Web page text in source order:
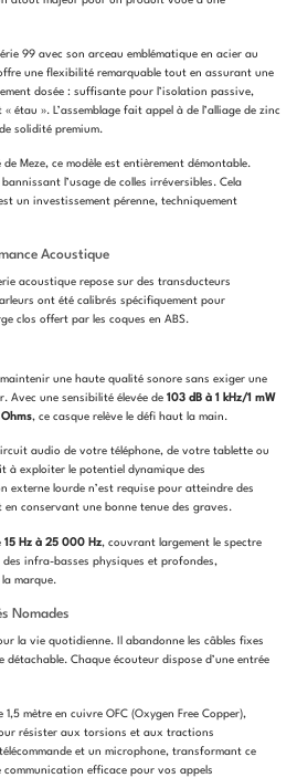
99 avec son arceau emblématique en acier au
une flexibilité remarquable tout en assurant une
dosée : suffisante pour l’isolation passive,
étau ». L’assemblage fait appel à de l’alliage de zinc
solidité premium.
Meze, ce modèle est entièrement démontable.
l’usage de colles irréversibles. Cela
un investissement pérenne, techniquement
Acoustique
acoustique repose sur des transducteurs
ont été calibrés spécifiquement pour
clos offert par les coques en ABS.
maintenir une haute qualité sonore sans exiger une
Avec une sensibilité élevée de 103 dB à 1 kHz/1 mW
, ce casque relève le défi haut la main.
audio de votre téléphone, de votre tablette ou
à exploiter le potentiel dynamique des
externe lourde n’est requise pour atteindre des
conservant une bonne tenue des graves.
15 Hz à 25 000 Hz, couvrant largement le spectre
infra-basses physiques et profondes,
marque.
Nomades
la vie quotidienne. Il abandonne les câbles fixes
Chaque écouteur dispose d’une entrée
1,5 mètre en cuivre OFC (Oxygen Free Copper),
résister aux torsions et aux tractions
et un microphone, transformant ce
efficace pour vos appels